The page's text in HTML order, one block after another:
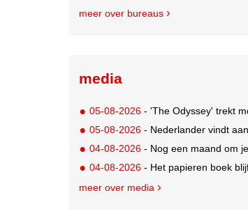
meer over bureaus
media
05-08-2026 - 'The Odyssey' trekt
05-08-2026 - Nederlander vindt
04-08-2026 - Nog een maand om
04-08-2026 - Het papieren boek
meer over media